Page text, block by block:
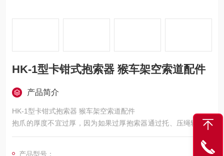
HK-1型卡钳式抱索器 猴车架空索道配件
产品简介
HK-1型卡钳式抱索器 猴车架空索道配件
抱爪的厚度不宜过厚，因为如果过厚抱索器通过托、压绳轮时受
到托、压绳轮的阻力，会导致抱索器难以通过托、压绳轮而打
滑；若太薄又影响抱爪的强度使抱爪断裂导致事故发生。经过多
产品型号：